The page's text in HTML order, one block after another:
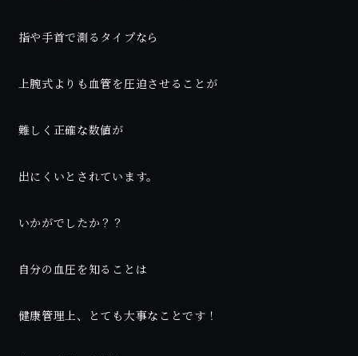
指や手首で測るタイプなら
上腕式よりも血管を圧迫させることが
難しく正確な数値が
出にくいとされています。
いかがでしたか？？
自分の血圧を知ることは
健康管理上、とても大事なことです！